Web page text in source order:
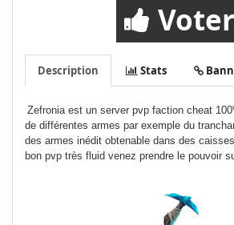
Voter
Description Stats
Zefronia est un server pvp faction cheat
de différentes armes par exemple du
des armes inédit obtenable dans des
bon pvp très fluid venez prendre le pouvoir